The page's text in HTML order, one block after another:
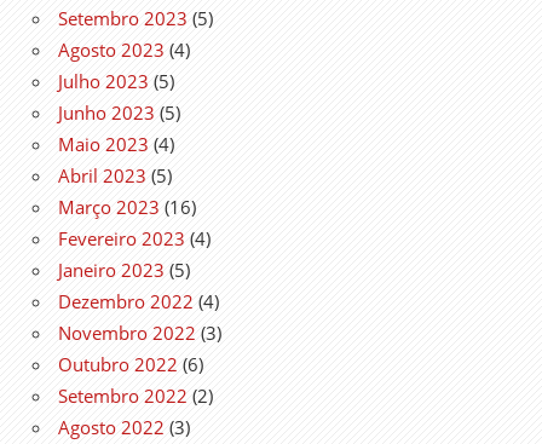
Setembro 2023 (5)
Agosto 2023 (4)
Julho 2023 (5)
Junho 2023 (5)
Maio 2023 (4)
Abril 2023 (5)
Março 2023 (16)
Fevereiro 2023 (4)
Janeiro 2023 (5)
Dezembro 2022 (4)
Novembro 2022 (3)
Outubro 2022 (6)
Setembro 2022 (2)
Agosto 2022 (3)